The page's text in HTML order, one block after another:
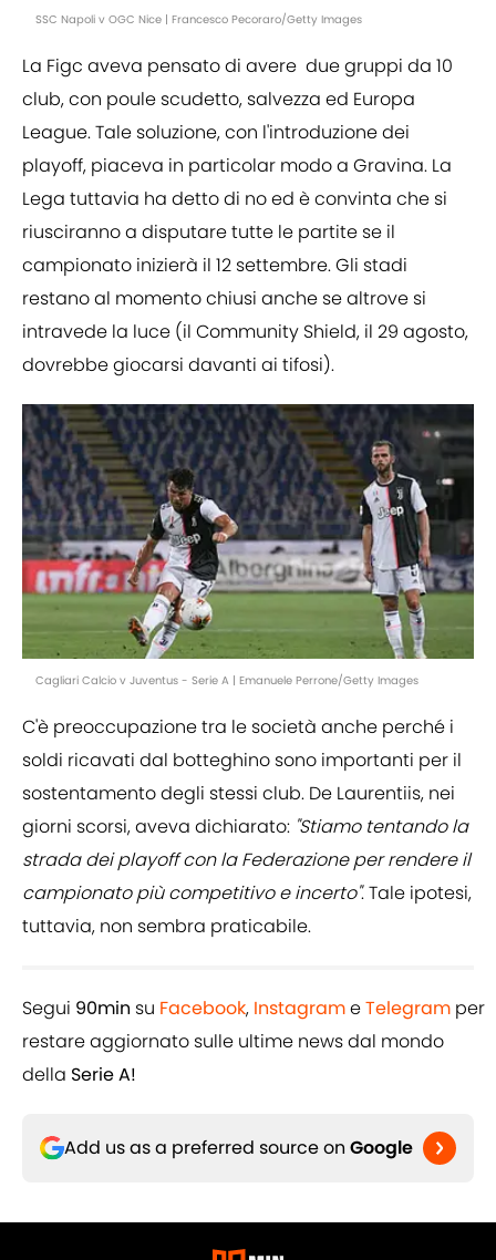
SSC Napoli v OGC Nice | Francesco Pecoraro/Getty Images
La Figc aveva pensato di avere due gruppi da 10
club, con poule scudetto, salvezza ed Europa
League. Tale soluzione, con l'introduzione dei
playoff, piaceva in particolar modo a Gravina. La
Lega tuttavia ha detto di no ed è convinta che si
riusciranno a disputare tutte le partite se il
campionato inizierà il 12 settembre. Gli stadi
restano al momento chiusi anche se altrove si
intravede la luce (il Community Shield, il 29 agosto,
dovrebbe giocarsi davanti ai tifosi).
Cagliari Calcio v Juventus - Serie A | Emanuele Perrone/Getty Images
C'è preoccupazione tra le società anche perché i
soldi ricavati dal botteghino sono importanti per il
sostentamento degli stessi club. De Laurentiis, nei
giorni scorsi, aveva dichiarato: "Stiamo tentando la
strada dei playoff con la Federazione per rendere il
campionato più competitivo e incerto". Tale ipotesi,
tuttavia, non sembra praticabile.
Segui 90min su Facebook, InstagrameTelegram per
restare aggiornato sulle ultime news dal mondo
della Serie A!
Add us as a preferred source on Google